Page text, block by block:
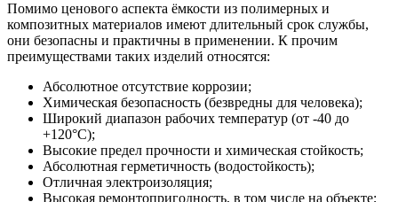
Помимо ценового аспекта ёмкости из полимерных и
композитных материалов имеют длительный срок службы,
они безопасны и практичны в применении. К прочим
преимуществами таких изделий относятся:
Абсолютное отсутствие коррозии;
Химическая безопасность (безвредны для человека);
Широкий диапазон рабочих температур (от -40 до
+120°С);
Высокие предел прочности и химическая стойкость;
Абсолютная герметичность (водостойкость);
Отличная электроизоляция;
Высокая ремонтопригодность, в том числе на объекте;